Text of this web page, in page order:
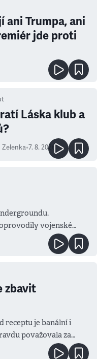
ani Trumpa, ani
jde proti
Láska klub a
Zelenka•7. 8. 2026
vojenské
zbavit
receptu je banální i
považovala za